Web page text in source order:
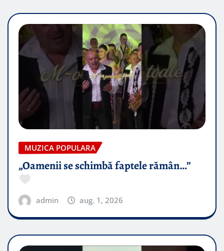
MUZICA POPULARA
„Oamenii se schimbă faptele rămân…”
admin aug. 1, 2026